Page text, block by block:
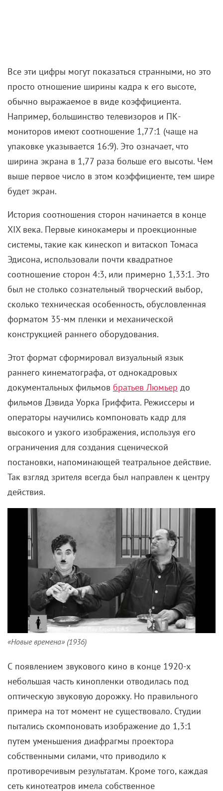
Все эти цифры могут показаться странными, но это
просто отношение ширины кадра к его высоте,
обычно выражаемое в виде коэффициента.
Например, большинство телевизоров и ПК-
мониторов имеют соотношение 1,77:1 (чаще на
упаковке указывается 16:9). Это означает, что
ширина экрана в 1,77 раза больше его высоты. Чем
выше первое число в этом коэффициенте, тем шире
будет экран.
История соотношения сторон начинается в конце
XIX века. Первые кинокамеры и проекционные
системы, такие как кинескоп и витаскоп Томаса
Эдисона, использовали почти квадратное
соотношение сторон 4:3, или примерно 1,33:1. Это
был не столько сознательный творческий выбор,
сколько техническая особенность, обусловленная
форматом 35-мм пленки и механической
конструкцией раннего оборудования.
Этот формат сформировал визуальный язык
раннего кинематографа, от однокадровых
документальных фильмов братьев Люмьер до
фильмов Дэвида Уорка Гриффита. Режиссеры и
операторы научились компоновать кадр для
высокого и узкого изображения, используя его
ограничения для создания сценической
постановки, напоминающей театральное действие.
Так взгляд зрителя всегда был направлен к центру
действия.
«Новые времена» (1936)
С появлением звукового кино в конце 1920-х
небольшая часть кинопленки отводилась под
оптическую звуковую дорожку. Но правильного
примера на тот момент не существовало. Студии
пытались скомпоновать изображение до 1,3:1
путем уменьшения диафрагмы проектора
собственными силами, что приводило к
противоречивым результатам. Кроме того, каждая
сеть кинотеатров имела собственное